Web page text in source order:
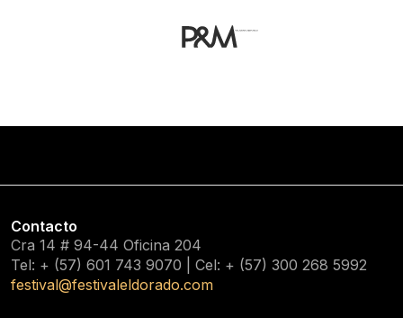
Contacto
Cra 14 # 94-44 Oficina 204
Tel: + (57) 601 743 9070 | Cel: + (57) 300 268 5992
festival@festivaleldorado.com